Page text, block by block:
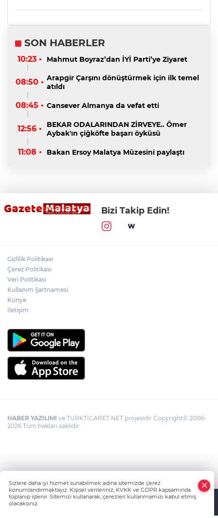
SON HABERLER
10:23 • Mahmut Boyraz’dan İYİ Parti’ye Ziyaret
08:50 • Arapgir Çarşını dönüştürmek için ilk temel
atıldı
08:45 • Cansever Almanya da vefat etti
12:56 •
BEKAR ODALARINDAN ZİRVEYE.. Ömer
Aybak'ın çiğköfte başarı öyküsü
11:08 • Bakan Ersoy Malatya Müzesini paylaştı
Bizi Takip Edin!
Gizlilik Politikası
Çerez Politikası
Veri Politikası
Kullanım Şartnamesi
Künye
İletişim
HABER YAZILIMI ve TURKTICARET.NET projesidir Copyright© 2006-
2026 Tüm hakları saklıdır.
Sizlere daha iyi hizmet sunabilmek adına sitemizde çerez
konumlandırmaktayız. Kişisel verileriniz, KVKK ve GDPR kapsamında
toplanıp işlenir. Sitemizi kullanarak, çerezleri kullanmamızı kabul etmiş
olacaksınız.